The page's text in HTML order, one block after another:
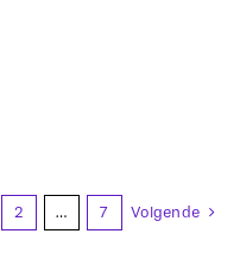
2 … 7 Volgende